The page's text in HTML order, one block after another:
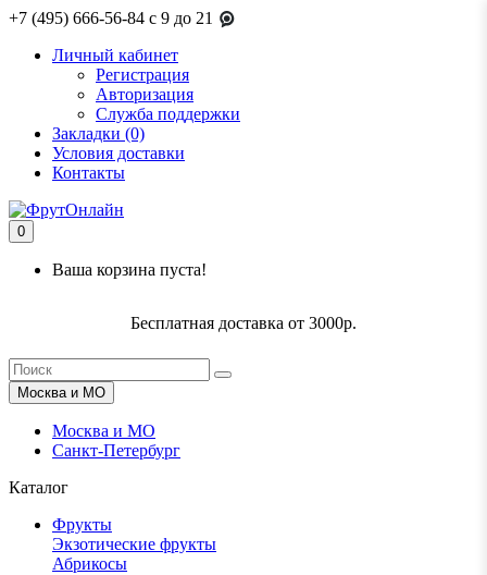
+7 (495) 666-56-84 c 9 до 21
Личный кабинет
Регистрация
Авторизация
Служба поддержки
Закладки (0)
Условия доставки
Контакты
0
Ваша корзина пуста!
Бесплатная доставка от 3000р.
Москва и МО
Москва и МО
Санкт-Петербург
Каталог
Фрукты
Экзотические фрукты
Абрикосы